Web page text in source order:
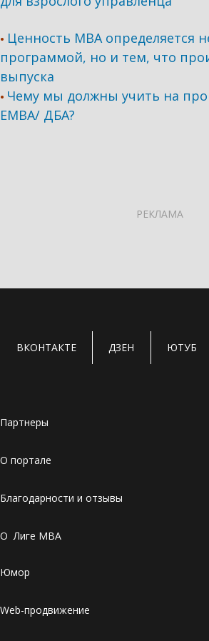
• Ценность MBA определяется
программой, но и тем, что
выпуска
• Чему мы должны учить на
ЕМВА/ ДБА?
РЕКЛАМА
ВКОНТАКТЕ ДЗЕН ЮТУБ
Партнеры
О портале
Благодарности и отзывы
О Лиге MBA
Юмор
Web-продвижение